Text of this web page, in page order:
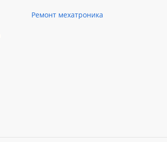
Ремонт мехатроника